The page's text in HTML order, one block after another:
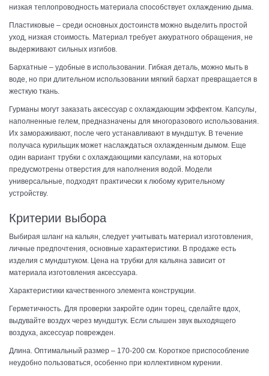
низкая теплопроводность материала способствует охлаждению дыма.
Пластиковые – среди основных достоинств можно выделить простой
уход, низкая стоимость. Материал требует аккуратного обращения, не
выдерживают сильных изгибов.
Бархатные – удобные в использовании. Гибкая деталь, можно мыть в
воде, но при длительном использовании мягкий бархат превращается в
жесткую ткань.
Гурманы могут заказать аксессуар с охлаждающим эффектом. Капсулы,
наполненные гелем, предназначены для многоразового использования.
Их замораживают, после чего устанавливают в мундштук. В течение
получаса курильщик может наслаждаться охлажденным дымом. Еще
один вариант трубки с охлаждающими капсулами, на которых
предусмотрены отверстия для наполнения водой. Модели
универсальные, подходят практически к любому курительному
устройству.
Критерии выбора
Выбирая шланг на кальян, следует учитывать материал изготовления,
личные предпочтения, основные характеристики. В продаже есть
изделия с мундштуком. Цена на трубки для кальяна зависит от
материала изготовления аксессуара.
Характеристики качественного элемента конструкции.
Герметичность. Для проверки закройте один торец, сделайте вдох,
выдувайте воздух через мундштук. Если слышен звук выходящего
воздуха, аксессуар поврежден.
Длина. Оптимальный размер – 170-200 см. Короткое приспособление
неудобно пользоваться, особенно при коллективном курении.